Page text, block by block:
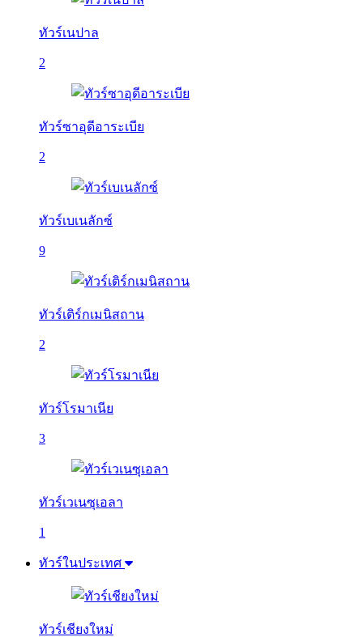
ทัวร์เนปาล
2
ทัวร์ซาอุดีอาระเบีย
2
ทัวร์เบเนลักซ์
9
ทัวร์เติร์กเมนิสถาน
2
ทัวร์โรมาเนีย
3
ทัวร์เวเนซุเอลา
1
ทัวร์ในประเทศ
ทัวร์เชียงใหม่